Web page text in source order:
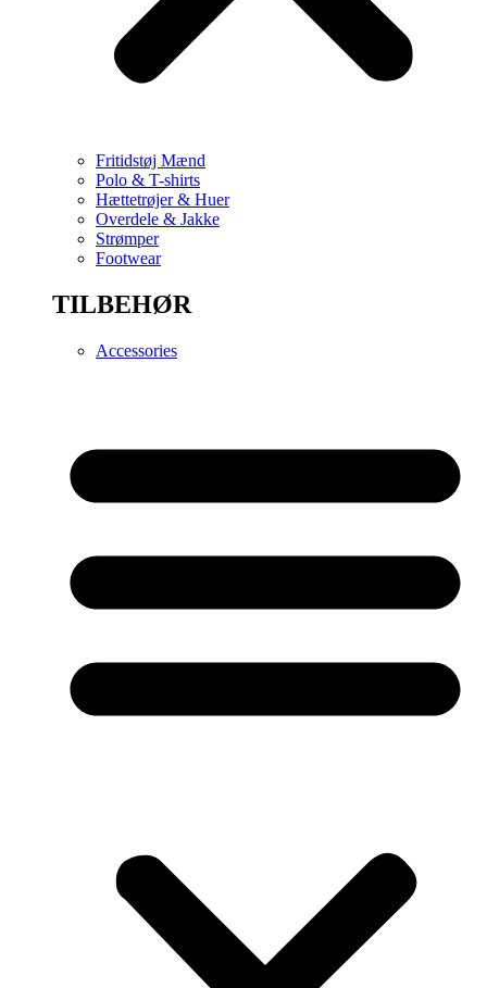
Fritidstøj Mænd
Polo & T-shirts
Hættetrøjer & Huer
Overdele & Jakke
Strømper
Footwear
TILBEHØR
Accessories